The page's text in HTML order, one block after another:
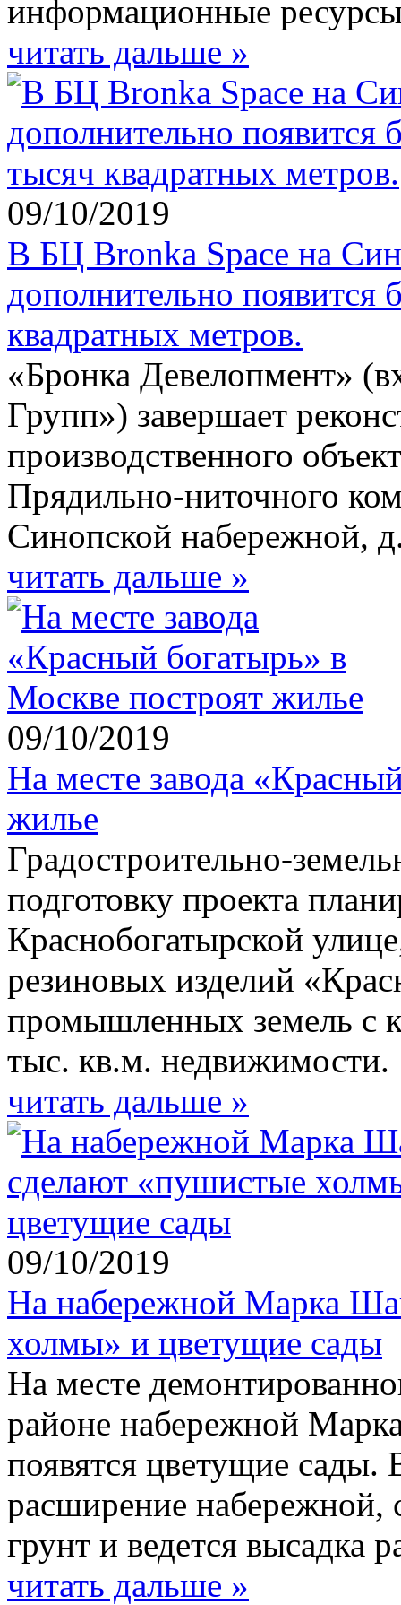
информационные
читать дальше »
09/10/2019
В БЦ Bronka Space на
дополнительно появится
квадратных метров.
«Бронка Девелопмент»
Групп») завершает
производственного
Прядильно-ниточного
Синопской набережной,
читать дальше »
09/10/2019
На месте завода
жилье
Градостроительно-
подготовку проекта
Краснобогатырской
резиновых изделий
промышленных земель с
тыс. кв.м. недвижимости.
читать дальше »
09/10/2019
На набережной Марка
холмы» и цветущие сады
На месте
районе набережной
появятся цветущие
расширение
грунт и ведется высадка
читать дальше »